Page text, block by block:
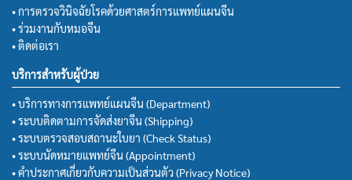
• การตรวจวินิจฉัยโรคด้วยศาสตร์การแพทย์แผนจีน
• ร่วมงานกับหมอจีน
• ติดต่อเรา
บริการสำหรับผู้ป่วย
• บริการทางการแพทย์แผนจีน (Department)
• ระบบติดตามการจัดส่งยาจีน (Shipping)
• ระบบตรวจสอบสถานะใบยา (Check Status)
• ระบบนัดหมายแพทย์จีน (Appointment)
• คำประกาศเกี่ยวกับความเป็นส่วนตัว (Privacy Notice)